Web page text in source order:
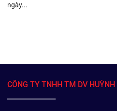
ngày...
CÔNG TY TNHH TM DV